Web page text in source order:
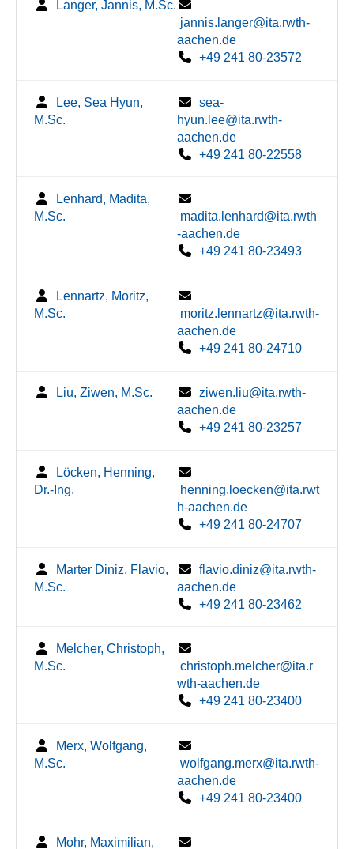
Langer, Jannis, M.Sc.
jannis.langer@ita.rwth-
aachen.de
+49 241 80-23572
Lee, Sea Hyun,
M.Sc.
sea-
hyun.lee@ita.rwth-
aachen.de
+49 241 80-22558
Lenhard, Madita,
M.Sc.
madita.lenhard@ita.rwth
-aachen.de
+49 241 80-23493
Lennartz, Moritz,
M.Sc.
moritz.lennartz@ita.rwth-
aachen.de
+49 241 80-24710
Liu, Ziwen, M.Sc.
ziwen.liu@ita.rwth-
aachen.de
+49 241 80-23257
Löcken, Henning,
Dr.-Ing.
henning.loecken@ita.rwt
h-aachen.de
+49 241 80-24707
Marter Diniz, Flavio,
M.Sc.
flavio.diniz@ita.rwth-
aachen.de
+49 241 80-23462
Melcher, Christoph,
M.Sc.
christoph.melcher@ita.r
wth-aachen.de
+49 241 80-23400
Merx, Wolfgang,
M.Sc.
wolfgang.merx@ita.rwth-
aachen.de
+49 241 80-23400
Mohr, Maximilian,